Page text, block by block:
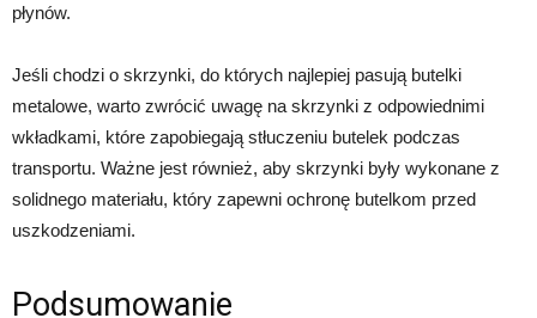
płynów.
Jeśli chodzi o skrzynki, do których najlepiej pasują butelki
metalowe, warto zwrócić uwagę na skrzynki z odpowiednimi
wkładkami, które zapobiegają stłuczeniu butelek podczas
transportu. Ważne jest również, aby skrzynki były wykonane z
solidnego materiału, który zapewni ochronę butelkom przed
uszkodzeniami.
Podsumowanie